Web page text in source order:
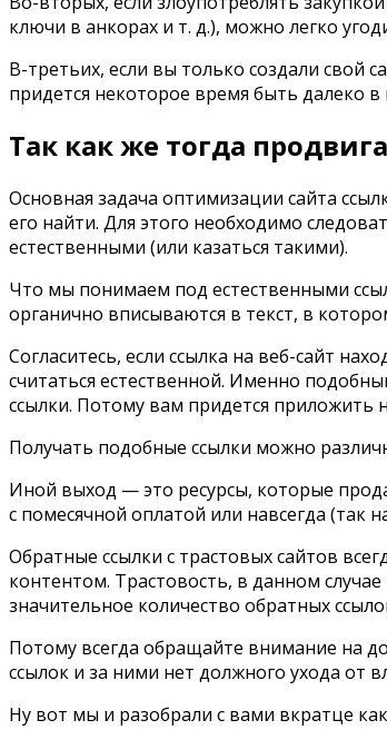
ключи в анкорах и т. д.), можно легко
В-третьих, если вы только создали свой
придется некоторое время быть далеко
Так как же тогда
Основная задача оптимизации сайта
его найти. Для этого необходимо
естественными (или казаться такими).
Что мы понимаем под естественными
органично вписываются в текст, в
Согласитесь, если ссылка на веб-сайт
считаться естественной. Именно
ссылки. Потому вам придется приложить
Получать подобные ссылки можно
Иной выход — это ресурсы, которые
с помесячной оплатой или навсегда (так
Обратные ссылки с трастовых сайтов
контентом. Трастовость, в данном
значительное количество обратных
Потому всегда обращайте внимание на
ссылок и за ними нет должного ухода от
Ну вот мы и разобрали с вами вкратце